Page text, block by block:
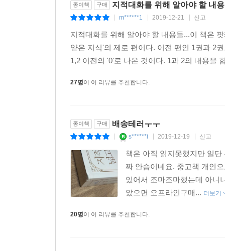
종이책 구매 지적대화를 위해 알아야 할 내
m******1 2019-12-21 신고
지적대화를 위해 알아야 할 내용들...이 책은
얕은 지식'의 제로 편이다. 이전 편인 1권과 2
1,2 이전의 '0'로 나온 것이다. 1과 2의 내용을
27명이 이 리뷰를 추천합니다.
종이책 구매 배송테러ㅜㅜ
s******i 2019-12-19 신고
책은 아직 읽지못했지만 일
짜 안습이네요. 중고책 개인
있어서 조마조마했는데 아니
았으면 오프라인구매... 더보기
20명이 이 리뷰를 추천합니다.